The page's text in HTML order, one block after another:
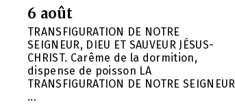
6 août
TRANSFIGURATION DE NOTRE
SEIGNEUR, DIEU ET SAUVEUR JÉSUS-
CHRIST. Carême de la dormition,
dispense de poisson LA
TRANSFIGURATION DE NOTRE SEIGNEUR
...